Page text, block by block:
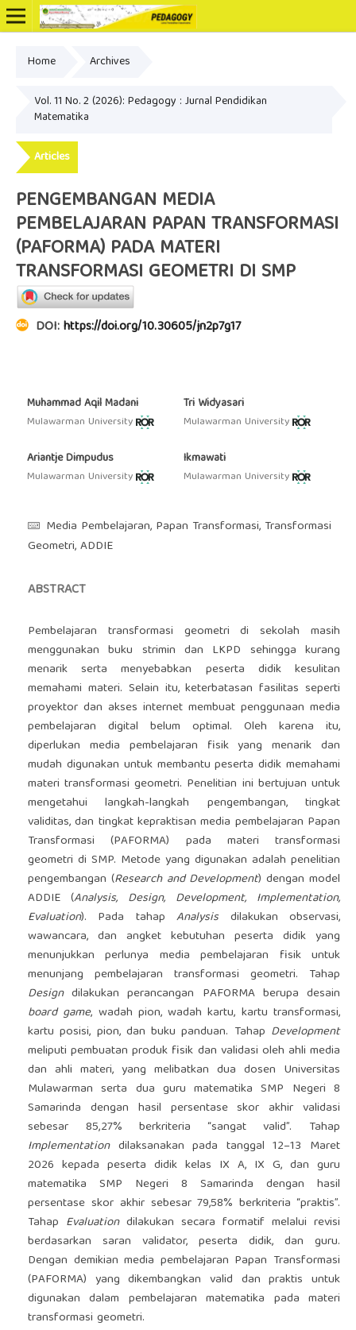
Home Archives
Vol. 11 No. 2 (2026): Pedagogy : Jurnal Pendidikan
Matematika
Articles
PENGEMBANGAN MEDIA
PEMBELAJARAN PAPAN TRANSFORMASI
(PAFORMA) PADA MATERI
TRANSFORMASI GEOMETRI DI SMP
DOI:https://doi.org/10.30605/jn2p7g17
Muhammad Aqil Madani
Mulawarman University
Tri Widyasari
Mulawarman University
Ariantje Dimpudus
Mulawarman University
Ikmawati
Mulawarman University
Media Pembelajaran, Papan Transformasi, Transformasi
Geometri, ADDIE
ABSTRACT
Pembelajaran transformasi geometri di sekolah masih
menggunakan buku strimin dan LKPD sehingga kurang
menarik serta menyebabkan peserta didik kesulitan
memahami materi. Selain itu, keterbatasan fasilitas seperti
proyektor dan akses internet membuat penggunaan media
pembelajaran digital belum optimal. Oleh karena itu,
diperlukan media pembelajaran fisik yang menarik dan
mudah digunakan untuk membantu peserta didik memahami
materi transformasi geometri. Penelitian ini bertujuan untuk
mengetahui langkah-langkah pengembangan, tingkat
validitas, dan tingkat kepraktisan media pembelajaran Papan
Transformasi (PAFORMA) pada materi transformasi
geometri di SMP. Metode yang digunakan adalah penelitian
pengembangan (Research and Development) dengan model
ADDIE (Analysis, Design, Development, Implementation,
Evaluation). Pada tahapAnalysisdilakukan observasi,
wawancara, dan angket kebutuhan peserta didik yang
menunjukkan perlunya media pembelajaran fisik untuk
menunjang pembelajaran transformasi geometri. Tahap
Designdilakukan perancangan PAFORMA berupa desain
board game, wadah pion, wadah kartu, kartu transformasi,
kartu posisi, pion, dan buku panduan. Tahap Development
meliputi pembuatan produk fisik dan validasi oleh ahli media
dan ahli materi, yang melibatkan dua dosen Universitas
Mulawarman serta dua guru matematika SMP Negeri 8
Samarinda dengan hasil persentase skor akhir validasi
sebesar 85,27% berkriteria “sangat valid”. Tahap
Implementationdilaksanakan pada tanggal 12–13 Maret
2026 kepada peserta didik kelas IX A, IX G, dan guru
matematika SMP Negeri 8 Samarinda dengan hasil
persentase skor akhir sebesar 79,58% berkriteria “praktis”.
Tahap Evaluationdilakukan secara formatif melalui revisi
berdasarkan saran validator, peserta didik, dan guru.
Dengan demikian media pembelajaran Papan Transformasi
(PAFORMA) yang dikembangkan valid dan praktis untuk
digunakan dalam pembelajaran matematika pada materi
transformasi geometri.